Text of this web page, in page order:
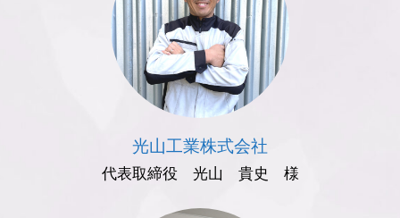
光山工業株式会社
代表取締役 光山 貴史 様